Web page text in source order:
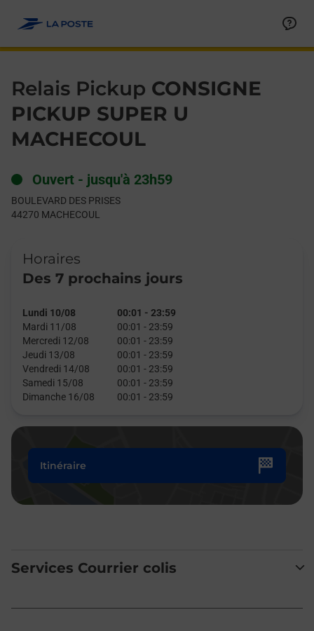
Relais Pickup CONSIGNE
PICKUP SUPER U
MACHECOUL
Ouvert - jusqu'à 23h59
BOULEVARD DES PRISES
44270 MACHECOUL
Horaires
Des 7 prochains jours
Lundi 10/08 00:01 - 23:59
Mardi 11/08
00:01 - 23:59
Mercredi 12/08
00:01 - 23:59
Jeudi 13/08
00:01 - 23:59
Vendredi 14/08
00:01 - 23:59
Samedi 15/08
00:01 - 23:59
Dimanche 16/08
00:01 - 23:59
Itinéraire
Services Courrier colis